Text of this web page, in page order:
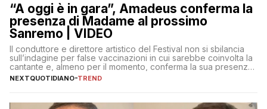
“A oggi è in gara”, Amadeus conferma la
presenza di Madame al prossimo
Sanremo | VIDEO
Il conduttore e direttore artistico del Festival non si sbilancia
sull’indagine per false vaccinazioni in cui sarebbe coinvolta la
cantante e, almeno per il momento, conferma la sua presenza
sul palco dell’Ariston
NEXTQUOTIDIANO-TREND